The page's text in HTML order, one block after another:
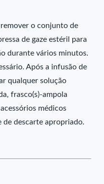
o conjunto de
de gaze estéril para
durante vários minutos.
Após a infusão de
qualquer solução
frasco(s)-ampola
médicos
de descarte apropriado.